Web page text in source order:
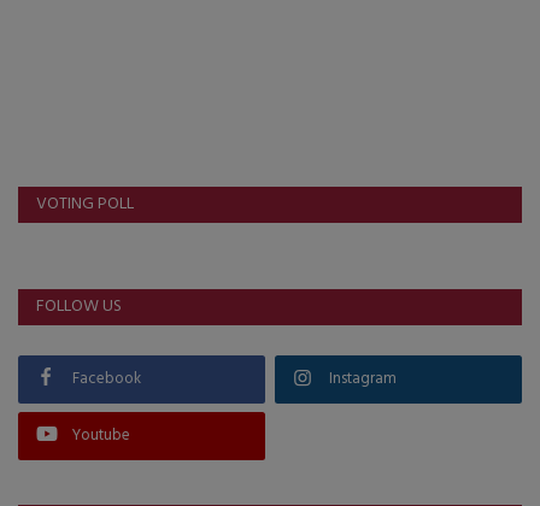
VOTING POLL
FOLLOW US
Facebook Instagram
Youtube